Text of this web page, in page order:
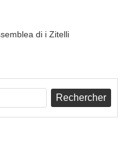
di i Zitelli
Rechercher